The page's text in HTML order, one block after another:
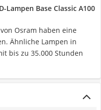
Lampen Base Classic A100
Osram haben eine
Ähnliche Lampen in
bis zu 35.000 Stunden